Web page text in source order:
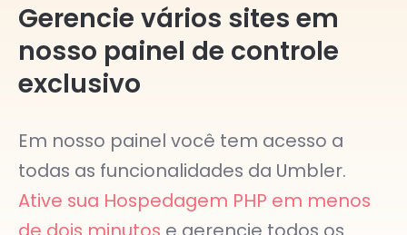
Gerencie vários sites em
nosso painel de controle
exclusivo
Em nosso painel você tem acesso a
todas as funcionalidades da Umbler.
Ative sua Hospedagem PHP em menos